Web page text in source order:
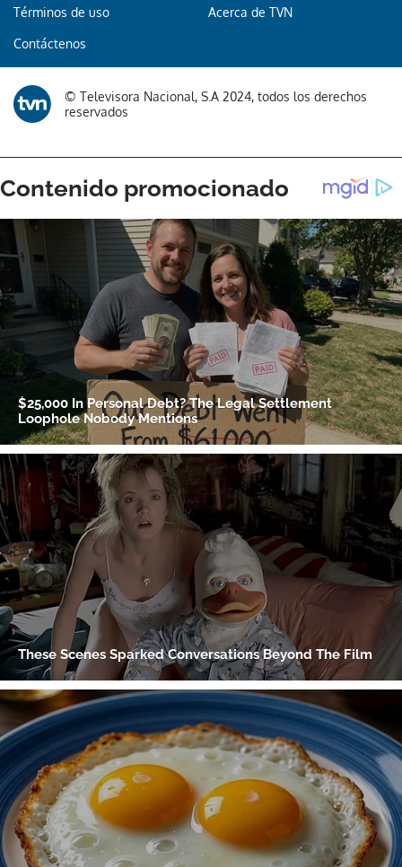
Términos de uso Acerca de TVN
Contáctenos
© Televisora Nacional, S.A 2024, todos los derechos
reservados